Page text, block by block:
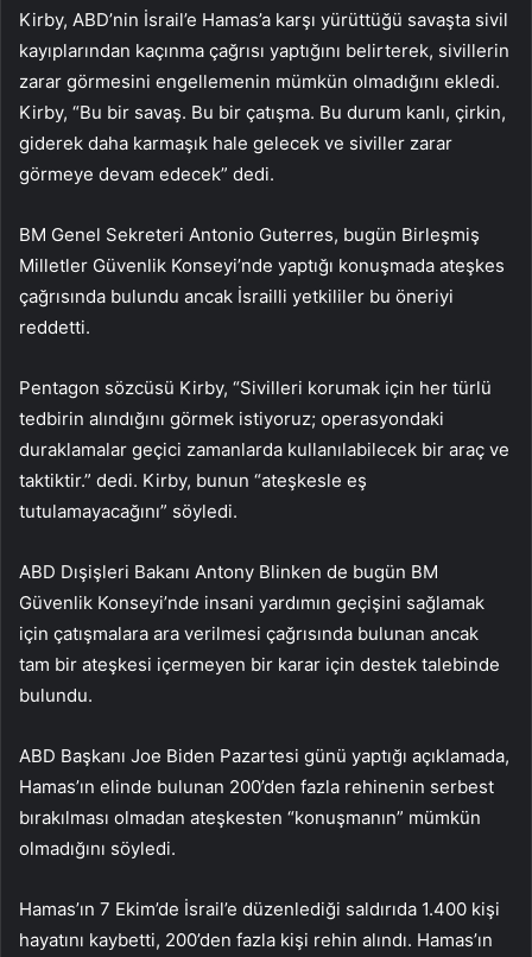
Kirby, ABD’nin İsrail’e Hamas’a karşı yürüttüğü savaşta sivil
kayıplarından kaçınma çağrısı yaptığını belirterek, sivillerin
zarar görmesini engellemenin mümkün olmadığını ekledi.
Kirby, “Bu bir savaş. Bu bir çatışma. Bu durum kanlı, çirkin,
giderek daha karmaşık hale gelecek ve siviller zarar
görmeye devam edecek” dedi.
BM Genel Sekreteri Antonio Guterres, bugün Birleşmiş
Milletler Güvenlik Konseyi’nde yaptığı konuşmada ateşkes
çağrısında bulundu ancak İsrailli yetkililer bu öneriyi
reddetti.
Pentagon sözcüsü Kirby, “Sivilleri korumak için her türlü
tedbirin alındığını görmek istiyoruz; operasyondaki
duraklamalar geçici zamanlarda kullanılabilecek bir araç ve
taktiktir.” dedi. Kirby, bunun “ateşkesle eş
tutulamayacağını” söyledi.
ABD Dışişleri Bakanı Antony Blinken de bugün BM
Güvenlik Konseyi’nde insani yardımın geçişini sağlamak
için çatışmalara ara verilmesi çağrısında bulunan ancak
tam bir ateşkesi içermeyen bir karar için destek talebinde
bulundu.
ABD Başkanı Joe Biden Pazartesi günü yaptığı açıklamada,
Hamas’ın elinde bulunan 200’den fazla rehinenin serbest
bırakılması olmadan ateşkesten “konuşmanın” mümkün
olmadığını söyledi.
Hamas’ın 7 Ekim’de İsrail’e düzenlediği saldırıda 1.400 kişi
hayatını kaybetti, 200’den fazla kişi rehin alındı. Hamas’ın